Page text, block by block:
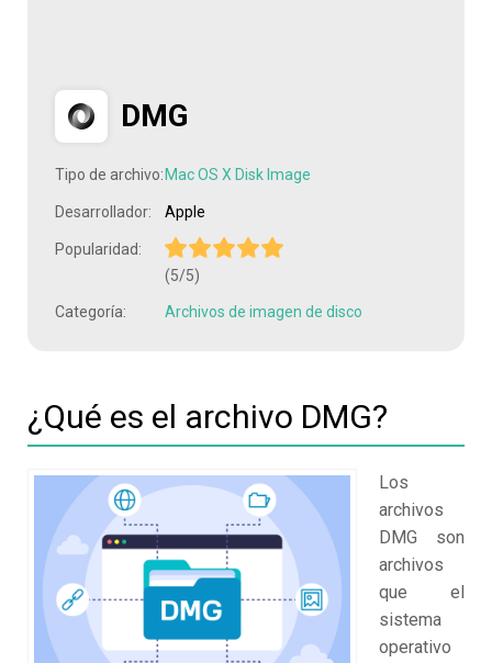
DMG
Tipo de archivo: Mac OS X Disk Image
Desarrollador: Apple
Popularidad:
(5/5)
Categoría: Archivos de imagen de disco
¿Qué es el archivo DMG?
Los
archivos
DMG son
archivos
que el
sistema
operativo